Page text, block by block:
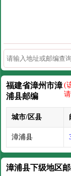
福建省漳州市漳
浦县邮编
(
城市/区县
漳浦县
漳浦县下级地区